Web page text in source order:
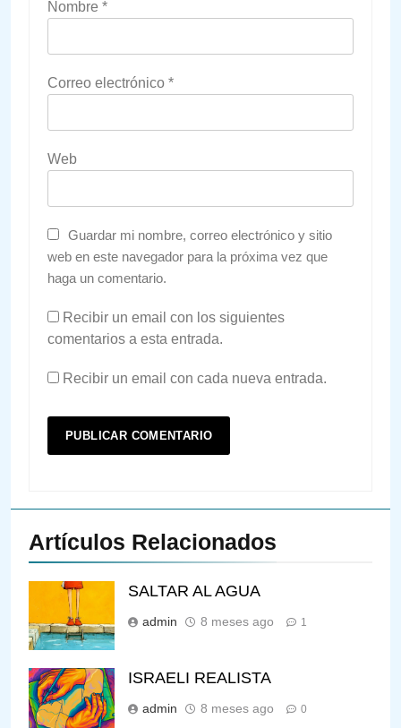
Nombre *
Correo electrónico *
Web
Guardar mi nombre, correo electrónico y sitio
web en este navegador para la próxima vez que
haga un comentario.
Recibir un email con los siguientes
comentarios a esta entrada.
Recibir un email con cada nueva entrada.
Artículos Relacionados
SALTAR AL AGUA
admin 8 meses ago 1
ISRAELI REALISTA
admin 8 meses ago 0